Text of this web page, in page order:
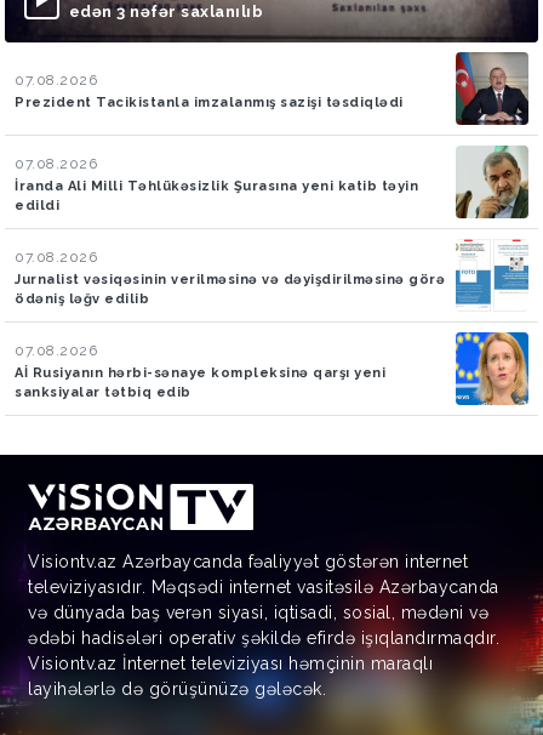
edən 3 nəfər saxlanılıb
07.08.2026
Prezident Tacikistanla imzalanmış sazişi təsdiqlədi
07.08.2026
İranda Ali Milli Təhlükəsizlik Şurasına yeni katib təyin
edildi
07.08.2026
Jurnalist vəsiqəsinin verilməsinə və dəyişdirilməsinə görə
ödəniş ləğv edilib
07.08.2026
Aİ Rusiyanın hərbi-sənaye kompleksinə qarşı yeni
sanksiyalar tətbiq edib
Visiontv.az Azərbaycanda fəaliyyət göstərən internet
televiziyasıdır. Məqsədi internet vasitəsilə Azərbaycanda
və dünyada baş verən siyasi, iqtisadi, sosial, mədəni və
ədəbi hadisələri operativ şəkildə efirdə işıqlandırmaqdır.
Visiontv.az İnternet televiziyası həmçinin maraqlı
layihələrlə də görüşünüzə gələcək.